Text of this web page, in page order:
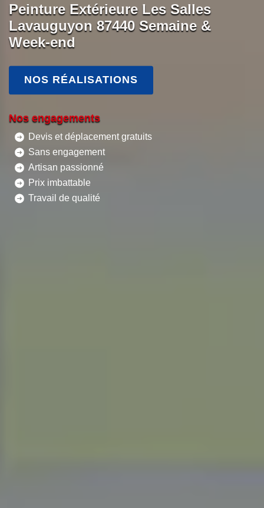
Peinture Extérieure Les Salles
Lavauguyon 87440 Semaine &
Week-end
NOS RÉALISATIONS
Nos engagements
Devis et déplacement gratuits
Sans engagement
Artisan passionné
Prix imbattable
Travail de qualité